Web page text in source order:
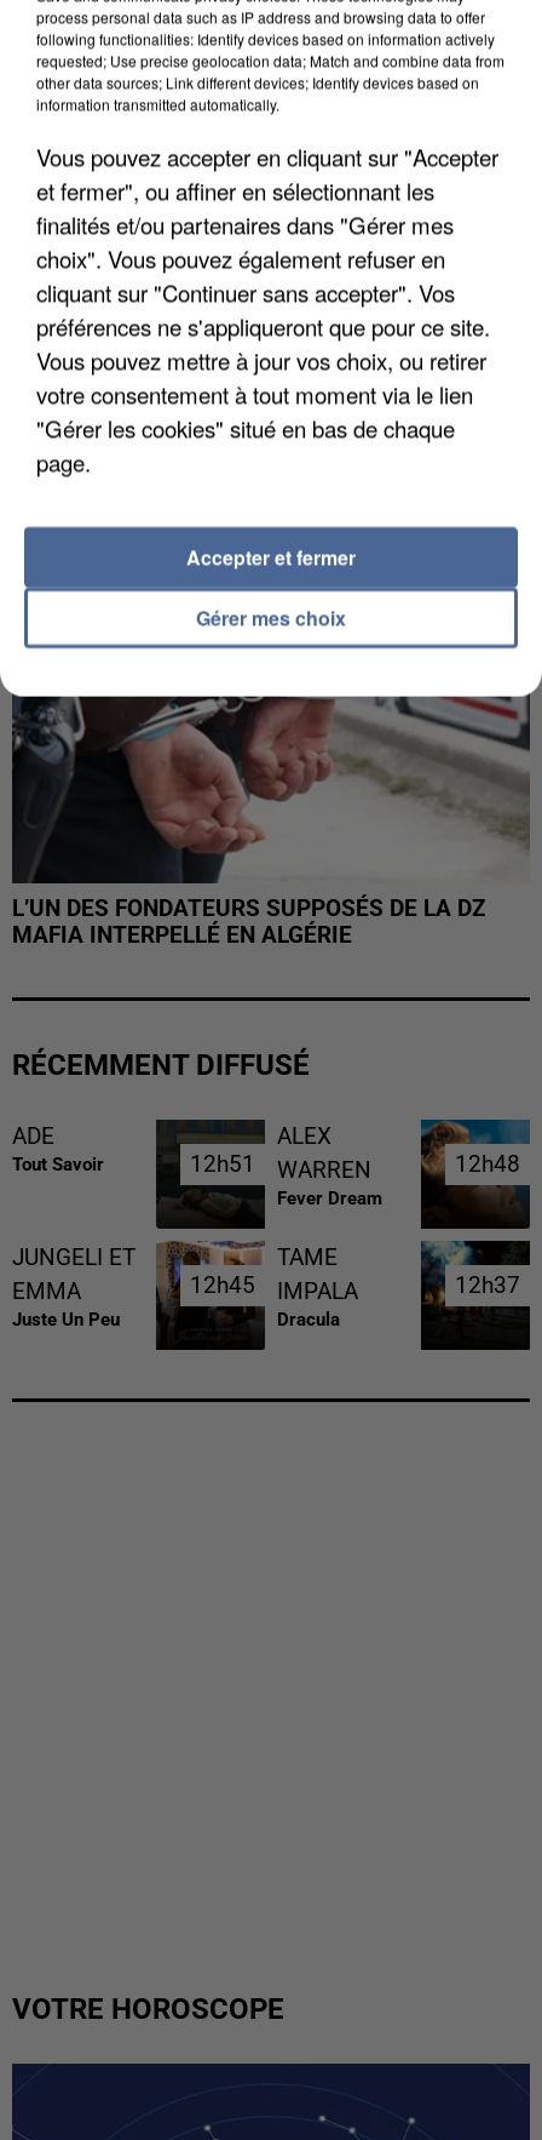
APRÈS TOUTES CES CANICULES, LES REFUGES
DE FAUNE SAUVAGE SONT...
L’UN DES FONDATEURS SUPPOSÉS DE LA DZ
MAFIA INTERPELLÉ EN ALGÉRIE
RÉCEMMENT DIFFUSÉ
ADE
Tout Savoir 12h51
12h51
ALEX
WARREN
Fever Dream
12h48
12h48
JUNGELI ET
EMMA
Juste Un Peu
12h45
12h45
TAME
IMPALA
Dracula
12h37
12h37
VOTRE HOROSCOPE
process personal data such as IP address and browsing data to offer
following functionalities: Identify devices based on information actively
requested; Use precise geolocation data; Match and combine data from
other data sources; Link different devices; Identify devices based on
information transmitted automatically.
Vous pouvez accepter en cliquant sur "Accepter
et fermer", ou affiner en sélectionnant les
finalités et/ou partenaires dans "Gérer mes
choix". Vous pouvez également refuser en
cliquant sur "Continuer sans accepter". Vos
préférences ne s'appliqueront que pour ce site.
Vous pouvez mettre à jour vos choix, ou retirer
votre consentement à tout moment via le lien
"Gérer les cookies" situé en bas de chaque
page.
Gérer mes choix
Accepter et fermer